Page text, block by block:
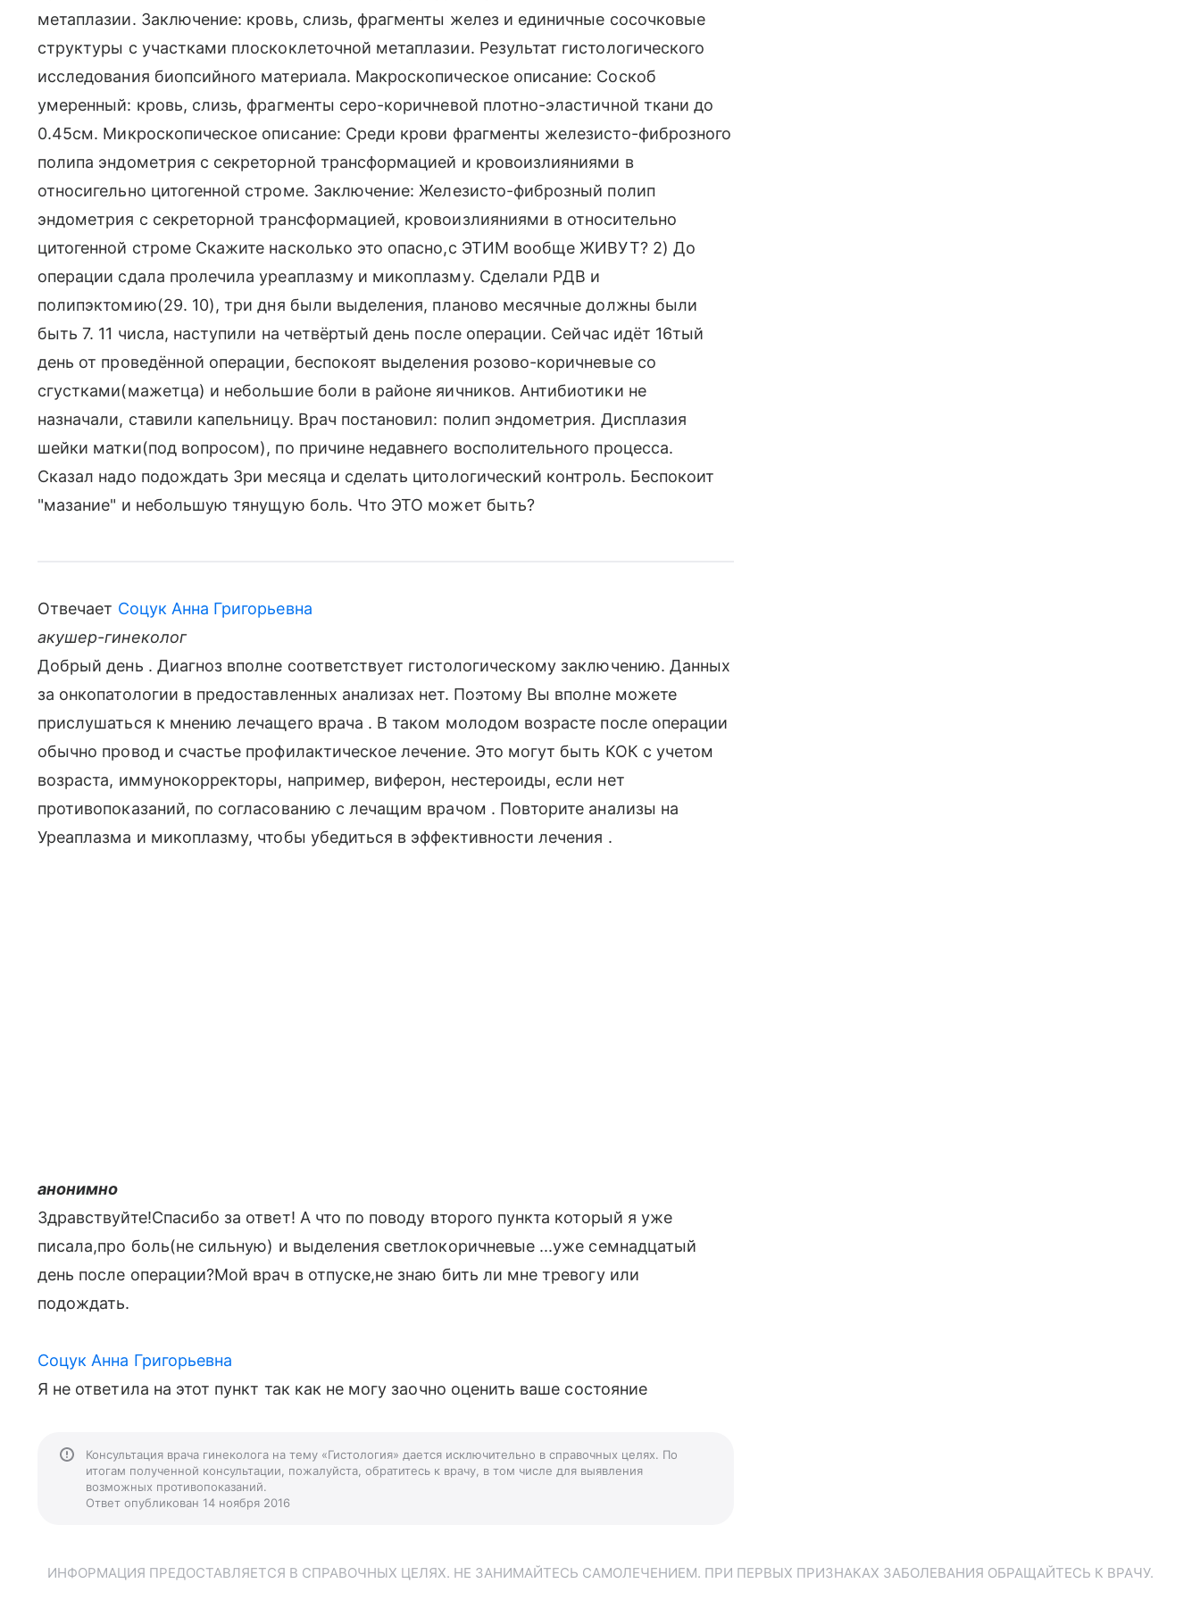
метаплазии. Заключение: кровь, слизь, фрагменты желез и единичные сосочковые
структуры с участками плоскоклеточной метаплазии. Результат гистологического
исследования биопсийного материала. Макроскопическое описание: Соскоб
умеренный: кровь, слизь, фрагменты серо-коричневой плотно-эластичной ткани до
0.45см. Микроскопическое описание: Среди крови фрагменты железисто-фиброзного
полипа эндометрия с секреторной трансформацией и кровоизлияниями в
относигельно цитогенной строме. Заключение: Железисто-фиброзный полип
эндометрия с секреторной трансформацией, кровоизлияниями в относительно
цитогенной строме Скажите насколько это опасно,с ЭТИМ вообще ЖИВУТ? 2) До
операции сдала пролечила уреаплазму и микоплазму. Сделали РДВ и
полипэктомию(29. 10), три дня были выделения, планово месячные должны были
быть 7. 11 числа, наступили на четвёртый день после операции. Сейчас идёт 16тый
день от проведённой операции, беспокоят выделения розово-коричневые со
сгустками(мажетца) и небольшие боли в районе яичников. Антибиотики не
назначали, ставили капельницу. Врач постановил: полип эндометрия. Дисплазия
шейки матки(под вопросом), по причине недавнего восполительного процесса.
Сказал надо подождать 3ри месяца и сделать цитологический контроль. Беспокоит
"мазание" и небольшую тянущую боль. Что ЭТО может быть?
Отвечает Соцук Анна Григорьевна
акушер-гинеколог
Добрый день . Диагноз вполне соответствует гистологическому заключению. Данных
за онкопатологии в предоставленных анализах нет. Поэтому Вы вполне можете
прислушаться к мнению лечащего врача . В таком молодом возрасте после операции
обычно провод и счастье профилактическое лечение. Это могут быть КОК с учетом
возраста, иммунокорректоры, например, виферон, нестероиды, если нет
противопоказаний, по согласованию с лечащим врачом . Повторите анализы на
Уреаплазма и микоплазму, чтобы убедиться в эффективности лечения .
анонимно
Здравствуйте!Спасибо за ответ! А что по поводу второго пункта который я уже
писала,про боль(не сильную) и выделения светлокоричневые ...уже семнадцатый
день после операции?Мой врач в отпуске,не знаю бить ли мне тревогу или
подождать.
Соцук Анна Григорьевна
Я не ответила на этот пункт так как не могу заочно оценить ваше состояние
Консультация врача гинеколога на тему «Гистология» дается исключительно в справочных целях. По
итогам полученной консультации, пожалуйста, обратитесь к врачу, в том числе для выявления
возможных противопоказаний.
Ответ опубликован 14 ноября 2016
ИНФОРМАЦИЯ ПРЕДОСТАВЛЯЕТСЯ В СПРАВОЧНЫХ ЦЕЛЯХ. НЕ ЗАНИМАЙТЕСЬ САМОЛЕЧЕНИЕМ. ПРИ ПЕРВЫХ ПРИЗНАКАХ ЗАБОЛЕВАНИЯ ОБРАЩАЙТЕСЬ К ВРАЧУ.